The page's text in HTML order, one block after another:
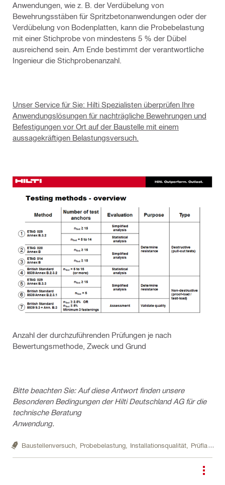
Anwendungen, wie z. B. der Verdübelung von
Bewehrungsstäben für Spritzbetonanwendungen oder der
Verdübelung von Bodenplatten, kann die Probebelastung
mit einer Stichprobe von mindestens 5 % der Dübel
ausreichend sein. Am Ende bestimmt der verantwortliche
Ingenieur die Stichprobenanzahl.
Unser Service für Sie: Hilti Spezialisten überprüfen Ihre
Anwendungslösungen für nachträgliche Bewehrungen und
Befestigungen vor Ort auf der Baustelle mit einem
aussagekräftigen Belastungsversuch.
Anzahl der durchzuführenden Prüfungen je nach
Bewertungsmethode, Zweck und Grund
Bitte beachten Sie: Auf diese Antwort finden unsere
Besonderen Bedingungen der Hilti Deutschland AG für die
technische Beratung
Anwendung.
Baustellenversuch, Probebelastung, Installationsqualität, Prüflast